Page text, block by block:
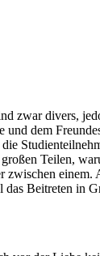
zwar divers,
dem
Teilen,
Beitreten in